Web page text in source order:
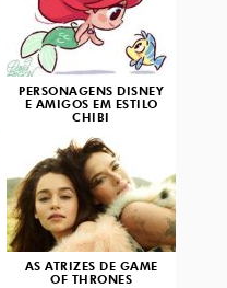
PERSONAGENS DISNEY
E AMIGOS EM ESTILO
CHIBI
AS ATRIZES DE GAME
OF THRONES